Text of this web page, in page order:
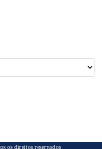
os direitos reservados